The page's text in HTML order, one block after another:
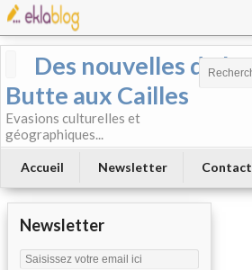
Des nouvelles de la
Butte aux Cailles
Evasions culturelles et
géographiques...
Accueil Newsletter Contact
Newsletter